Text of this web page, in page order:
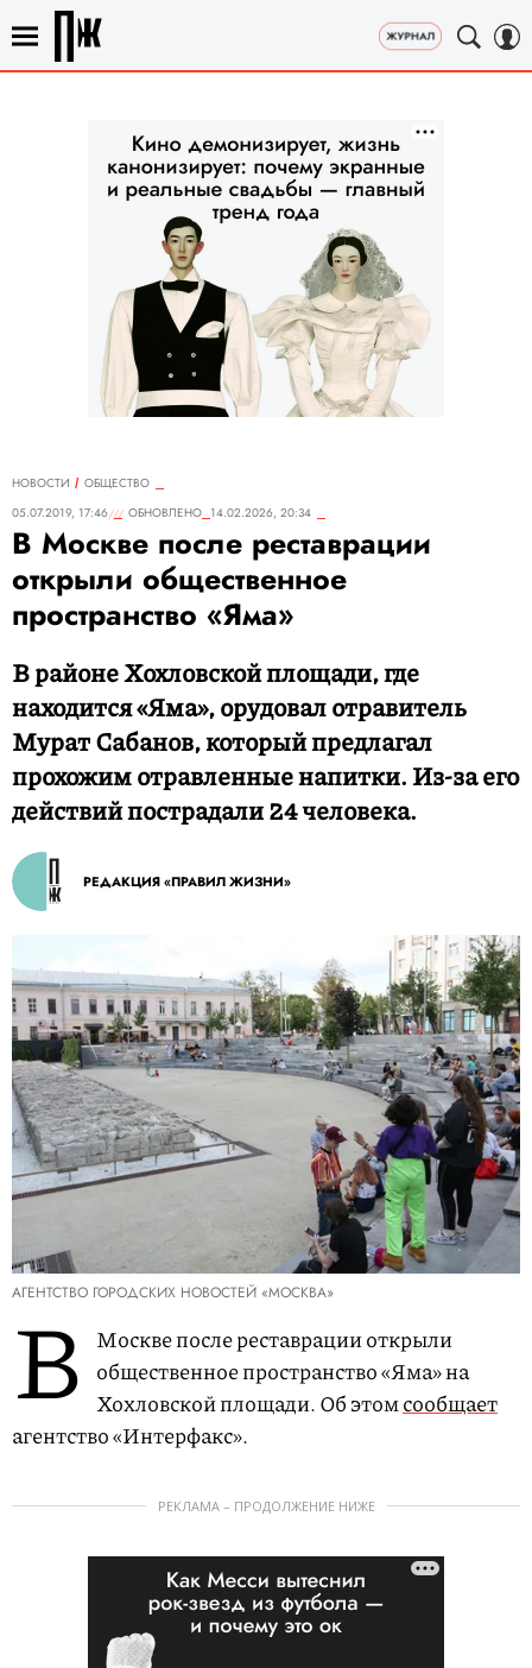
НОВОСТИ
ОБЩЕСТВО
05.07.2019, 17:46
ОБНОВЛЕНО 14.02.2026, 20:34
В Москве после реставрации
открыли общественное
пространство «Яма»
В районе Хохловской площади, где
находится «Яма», орудовал отравитель
Мурат Сабанов, который предлагал
прохожим отравленные напитки. Из-за его
действий пострадали 24 человека.
РЕДАКЦИЯ «ПРАВИЛ ЖИЗНИ»
АГЕНТСТВО ГОРОДСКИХ НОВОСТЕЙ «МОСКВА»
В
Москве после реставрации открыли
общественное пространство «Яма» на
Хохловской площади. Об этомсообщает
агентство «Интерфакс».
РЕКЛАМА – ПРОДОЛЖЕНИЕ НИЖЕ